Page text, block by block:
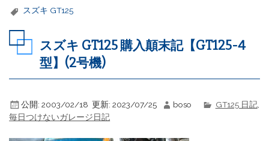
スズキ GT125
スズキ GT125 購入顛末記【GT125-4
型】(2号機)
公開: 2003/02/18 更新: 2023/07/25 boso GT125 日記,
毎日つけないガレージ日記